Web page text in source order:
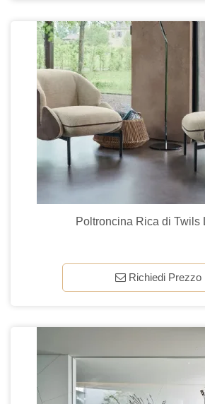
Poltroncina Rica di Twils
Richiedi Prezzo